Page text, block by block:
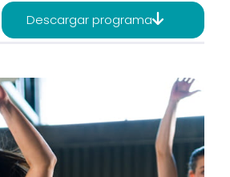
Descargar programa